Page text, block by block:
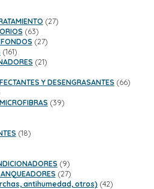
2727
6363
productos
2727
161161
productos
2121
Y DESENGRASANTES 6666
productos
3939
1818
99
productos
2727
productos
antihumedad, otros) 4242